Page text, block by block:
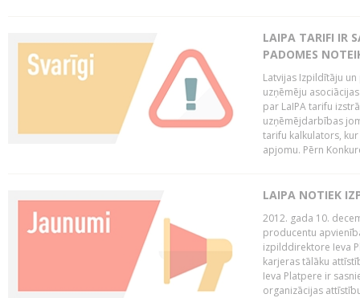
LAIPA TARIFI IR
PADOMES
Latvijas Izpildītāju
uzņēmēju
par LaIPA tarifu
uzņēmējdarbības
tarifu kalkulators,
apjomu. Pērn
LAIPA NOTIEK
2012. gada 10.
producentu
izpilddirektore Ieva
karjeras tālāku
Ieva Platpere ir
organizācijas